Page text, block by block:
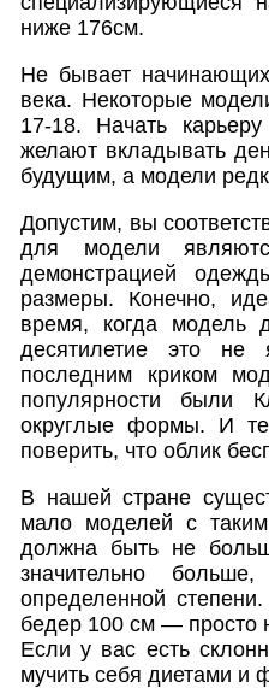
ниже 176см.
Не бывает
века. Некоторые
17-18. Начать
желают вкладывать
будущим, а модели
Допустим, вы
для модели
демонстрацией
размеры. Конечно,
время, когда модель
десятилетие это не
последним криком
популярности
округлые формы. И
поверить, что облик
В нашей стране
мало моделей с
должна быть не
значительно
определенной
бедер 100 см — просто
Если у вас есть
мучить себя диетами и